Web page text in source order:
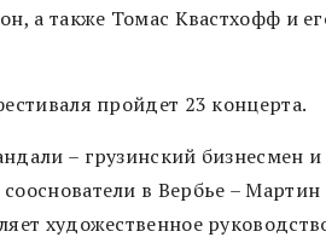
а также Томас Квастхофф и
пройдет 23 концерта.
– грузинский бизнесмен и
в Вербье – Мартин
художественное